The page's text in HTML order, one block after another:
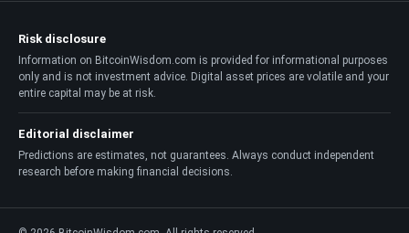
Risk disclosure
Information on BitcoinWisdom.com is provided for informational purposes
only and is not investment advice. Digital asset prices are volatile and your
entire capital may be at risk.
Editorial disclaimer
Predictions are estimates, not guarantees. Always conduct independent
research before making financial decisions.